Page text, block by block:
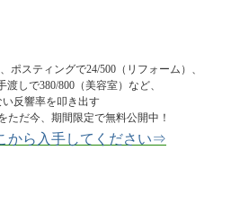
ポスティングで24/500（リフォーム）、
しで380/800（美容室）など、
い反響率を叩き出す
ただ今、期間限定で無料公開中！
から入手してください⇒